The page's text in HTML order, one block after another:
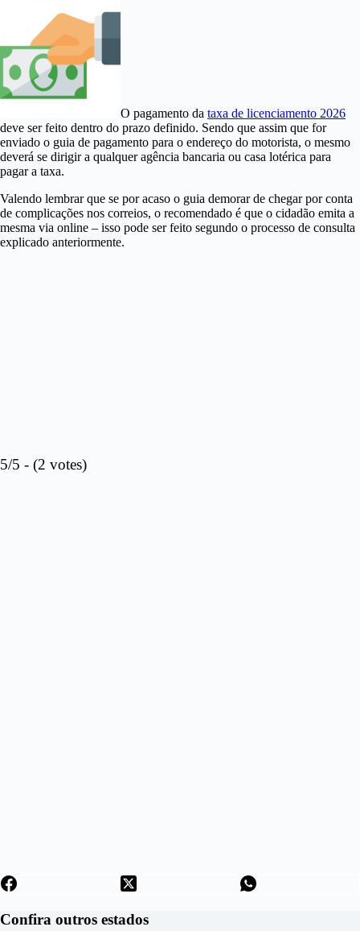
O pagamento da taxa de licenciamento 2026
deve ser feito dentro do prazo definido. Sendo que assim que for
enviado o guia de pagamento para o endereço do motorista, o mesmo
deverá se dirigir a qualquer agência bancaria ou casa lotérica para
pagar a taxa.
Valendo lembrar que se por acaso o guia demorar de chegar por conta
de complicações nos correios, o recomendado é que o cidadão emita a
mesma via online – isso pode ser feito segundo o processo de consulta
explicado anteriormente.
5/5 - (2 votes)
Confira outros estados